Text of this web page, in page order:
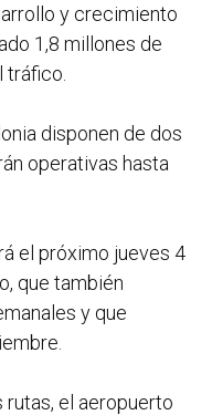
y crecimiento
1,8 millones de
tráfico.
disponen de dos
operativas hasta
el próximo jueves 4
que también
y que
el aeropuerto